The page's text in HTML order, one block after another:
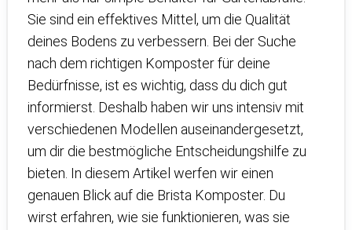
Sie sind ein effektives Mittel, um die Qualität
deines Bodens zu verbessern. Bei der Suche
nach dem richtigen Komposter für deine
Bedürfnisse, ist es wichtig, dass du dich gut
informierst. Deshalb haben wir uns intensiv mit
verschiedenen Modellen auseinandergesetzt,
um dir die bestmögliche Entscheidungshilfe zu
bieten. In diesem Artikel werfen wir einen
genauen Blick auf die Brista Komposter. Du
wirst erfahren, wie sie funktionieren, was sie